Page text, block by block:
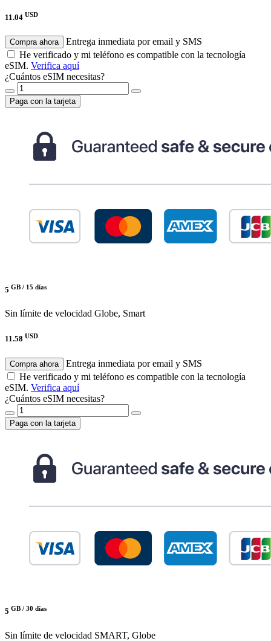
11.04 USD
Compra ahora
Entrega inmediata por email y SMS
He verificado y mi teléfono es compatible con la tecnología
eSIM. Verifica aquí
¿Cuántos eSIM necesitas?
Paga con la tarjeta
5 GB / 15 días
Sin límite de velocidad Globe, Smart
11.58 USD
Compra ahora
Entrega inmediata por email y SMS
He verificado y mi teléfono es compatible con la tecnología
eSIM. Verifica aquí
¿Cuántos eSIM necesitas?
Paga con la tarjeta
5 GB / 30 días
Sin límite de velocidad SMART, Globe